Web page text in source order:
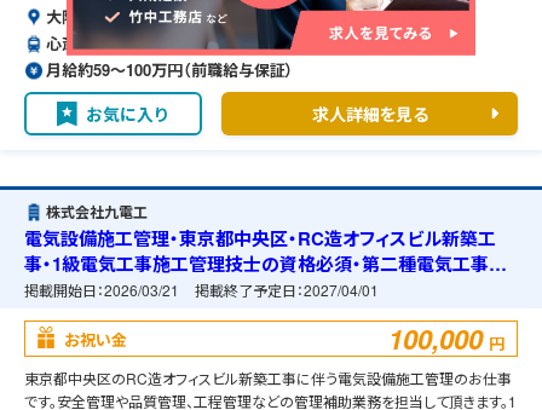
大阪府大阪市
心斎橋駅より徒歩で10分
月給約59〜100万円（前職給与保証）
お気に入り 求人詳細を見る
株式会社九電工
電気設備施工管理・東京都中央区・RC造オフィスビル新築工
事・1級電気工事施工管理技士の資格必須・第二種電気工事士
の資格必須・宿舎の準備可能
掲載開始日：2026/03/21 掲載終了予定日：2027/04/01
お祝い金 100,000 円
東京都中央区のRC造オフィスビル新築工事に伴う電気設備施工管理のお仕事
です。安全管理や品質管理、工程管理などの管理補助業務を担当して頂きます。1